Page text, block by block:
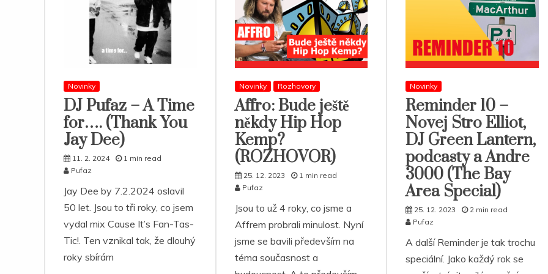
Novinky
DJ Pufaz – A Time
for…. (Thank You
Jay Dee)
11. 2. 2024
1 min read
Pufaz
Jay Dee by 7.2.2024 oslavil
50 let. Jsou to tři roky, co jsem
vydal mix Cause It’s Fan-Tas-
Tic!. Ten vznikal tak, že dlouhý
roky sbírám
Novinky Rozhovory
Affro: Bude ještě
někdy Hip Hop
Kemp?
(ROZHOVOR)
25. 12. 2023
1 min read
Pufaz
Jsou to už 4 roky, co jsme a
Affrem probrali minulost. Nyní
jsme se bavili především na
téma současnost a
Novinky
Reminder 10 –
Novej Stro Elliot,
DJ Green Lantern,
podcasty a Andre
3000 (The Bay
Area Special)
25. 12. 2023
2 min read
Pufaz
A další Reminder je tak trochu
speciální. Jako každý rok se